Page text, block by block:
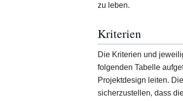
zu leben.
Kriterien
Die Kriterien und
folgenden Tabelle
Projektdesign leiten.
sicherzustellen, dass